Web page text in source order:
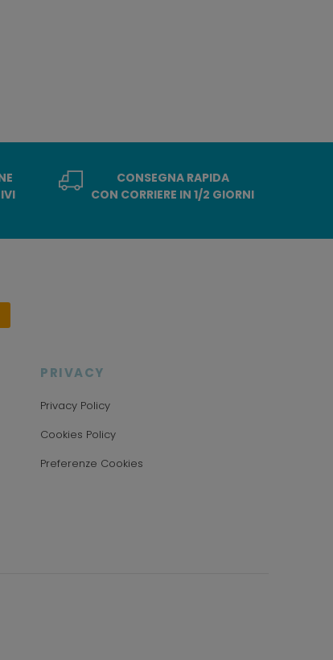
CONSEGNA RAPIDA
CON CORRIERE IN 1/2 GIORNI
PRIVACY
Privacy Policy
Cookies Policy
Preferenze Cookies